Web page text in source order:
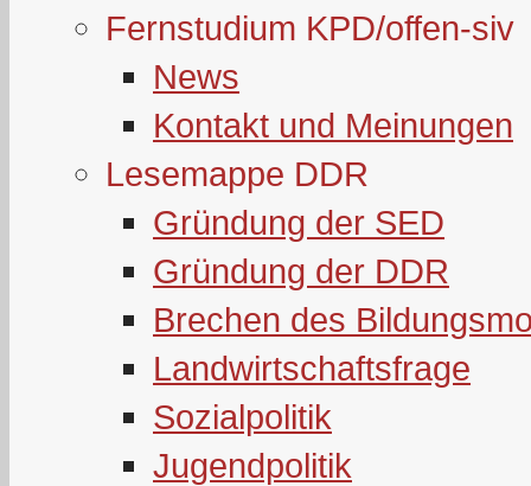
Fernstudium KPD/offen-siv
News
Kontakt und Meinungen
Lesemappe DDR
Gründung der SED
Gründung der DDR
Brechen des
Landwirtschaftsfrage
Sozialpolitik
Jugendpolitik